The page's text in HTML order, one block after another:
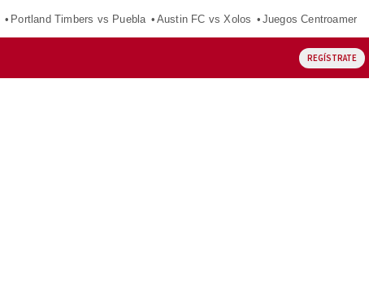
Portland Timbers vs Puebla Austin FC vs Xolos Juegos
REGÍSTRATE